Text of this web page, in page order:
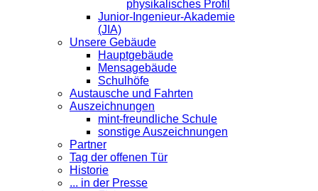
physikalisches Profil
Junior-Ingenieur-Akademie
(JIA)
Unsere Gebäude
Hauptgebäude
Mensagebäude
Schulhöfe
Austausche und Fahrten
Auszeichnungen
mint-freundliche Schule
sonstige Auszeichnungen
Partner
Tag der offenen Tür
Historie
... in der Presse